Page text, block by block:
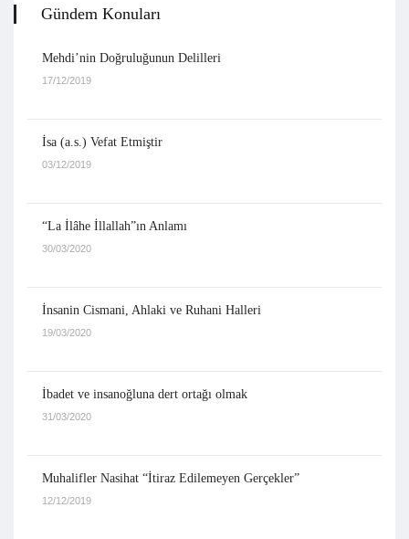
Gündem Konuları
Mehdi’nin Doğruluğunun Delilleri
17/12/2019
İsa (a.s.) Vefat Etmiştir
03/12/2019
“La İlâhe İllallah”ın Anlamı
30/03/2020
İnsanin Cismani, Ahlaki ve Ruhani Halleri
19/03/2020
İbadet ve insanoğluna dert ortağı olmak
31/03/2020
Muhalifler Nasihat “İtiraz Edilemeyen Gerçekler”
12/12/2019